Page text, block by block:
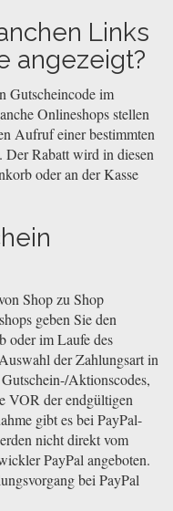
Links
angezeigt?
Gutscheincode im
Onlineshops stellen
Aufruf einer bestimmten
Der Rabatt wird in diesen
oder an der Kasse
Shop zu Shop
geben Sie den
oder im Laufe des
der Zahlungsart in
Aktionscodes,
VOR der endgültigen
gibt es bei PayPal-
nicht direkt vom
PayPal angeboten.
bei PayPal